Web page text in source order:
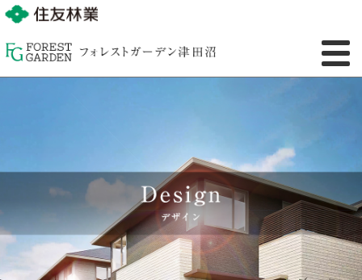
プラン
LOCATION
ロケーション
アクセス
QUALITY
住友林業品質